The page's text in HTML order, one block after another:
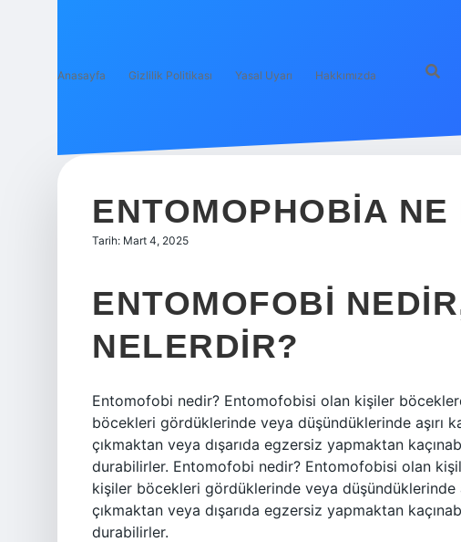
Anasayfa Gizlilik Politikası Yasal Uyarı Hakkımızda
ENTOMOPHOBIA NE
Tarih: Mart 4, 2025
ENTOMOFOBI
NELERDIR?
Entomofobi nedir? Entomofobisi olan kişiler
böcekleri gördüklerinde veya düşündüklerinde aşırı
çıkmaktan veya dışarıda egzersiz yapmaktan
durabilirler. Entomofobi nedir? Entomofobisi olan
kişiler böcekleri gördüklerinde veya düşündüklerinde
çıkmaktan veya dışarıda egzersiz yapmaktan
durabilirler.